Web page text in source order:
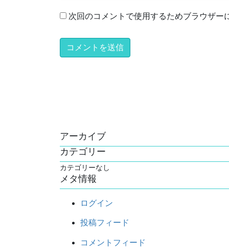
次回のコメントで使用するためブラウザ
アーカイブ
カテゴリー
カテゴリーなし
メタ情報
ログイン
投稿フィード
コメントフィード